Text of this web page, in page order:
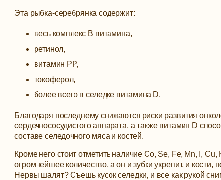
Эта рыбка-серебрянка содержит:
весь комплекс B витамина,
ретинол,
витамин PP,
токоферол,
более всего в селедке витамина D.
Благодаря последнему снижаются риски развития
сердечнососудистого аппарата, а также витамин D
составе селедочного мяса и костей.
Кроме него стоит отметить наличие Co, Se, Fe, Mn, I,
огромнейшее количество, а он и зубки укрепит, и
Нервы шалят? Съешь кусок селедки, и все как рукой